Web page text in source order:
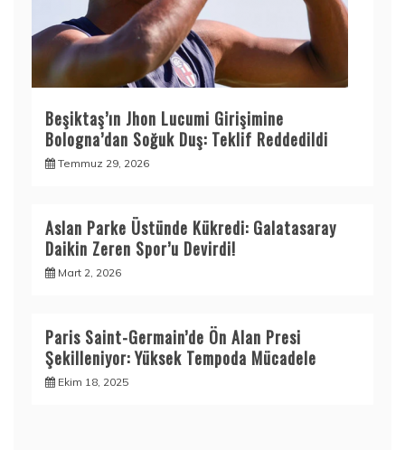
Beşiktaş’ın Jhon Lucumi Girişimine
Bologna’dan Soğuk Duş: Teklif Reddedildi
Temmuz 29, 2026
Aslan Parke Üstünde Kükredi: Galatasaray
Daikin Zeren Spor’u Devirdi!
Mart 2, 2026
Paris Saint-Germain’de Ön Alan Presi
Şekilleniyor: Yüksek Tempoda Mücadele
Ekim 18, 2025